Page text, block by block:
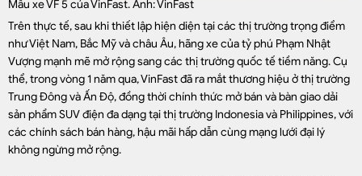
Mẫu xe VF 5 của VinFast. Ảnh: VinFast
Trên thực tế, sau khi thiết lập hiện diện tại các thị trường trọng điểm
như Việt Nam, Bắc Mỹ và châu Âu, hãng xe của tỷ phú Phạm Nhật
Vượng mạnh mẽ mở rộng sang các thị trường quốc tế tiềm năng. Cụ
thể, trong vòng 1 năm qua, VinFast đã ra mắt thương hiệu ở thị trường
Trung Đông và Ấn Độ, đồng thời chính thức mở bán và bàn giao dải
sản phẩm SUV điện đa dạng tại thị trường Indonesia và Philippines, với
các chính sách bán hàng, hậu mãi hấp dẫn cùng mạng lưới đại lý
không ngừng mở rộng.